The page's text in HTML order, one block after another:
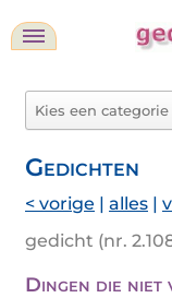
Gedichten
< vorige | alles |
gedicht (nr.
Dingen die niet